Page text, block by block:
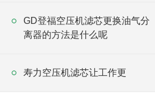
GD登福空压机滤芯更换油气分
离器的方法是什么呢
寿力空压机滤芯让工作更